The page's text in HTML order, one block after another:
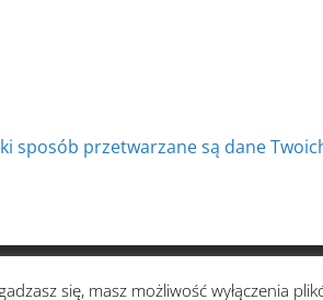
sposób przetwarzane są dane
się, masz możliwość wyłączenia